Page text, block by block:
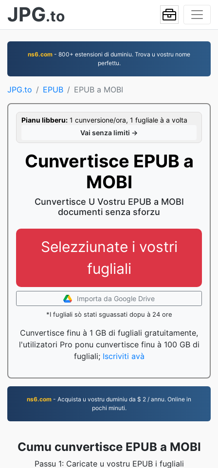
JPG.to
ns6.com - 800+ estensioni di duminiu. Trova u vostru nome
perfettu.
JPG.to EPUB EPUB a MOBI
Pianu libberu: 1 cunversione/ora, 1 fugliale à a volta
Vai senza limiti →
Cunvertisce EPUB a
MOBI
Cunvertisce U Vostru EPUB a MOBI
documenti senza sforzu
Selezziunate i vostri
fugliali
Importa da Google Drive
*I fugliali sò stati sguassati dopu à 24 ore
Cunvertisce finu à 1 GB di fugliali gratuitamente,
l'utilizatori Pro ponu cunvertisce finu à 100 GB di
fugliali; Iscriviti avà
ns6.com - Acquista u vostru duminiu da $ 2 / annu. Online in
pochi minuti.
Cumu cunvertisce EPUB a MOBI
Passu 1: Caricate u vostru EPUB i fugliali